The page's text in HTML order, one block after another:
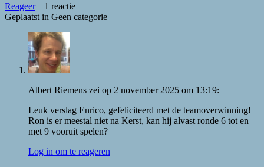
Reageer | 1 reactie
Geplaatst in Geen categorie
Albert Riemens zei op 2 november 2025 om 13:19:
Leuk verslag Enrico, gefeliciteerd met de teamoverwinning!
Ron is er meestal niet na Kerst, kan hij alvast ronde 6 tot en
met 9 vooruit spelen?
Log in om te reageren